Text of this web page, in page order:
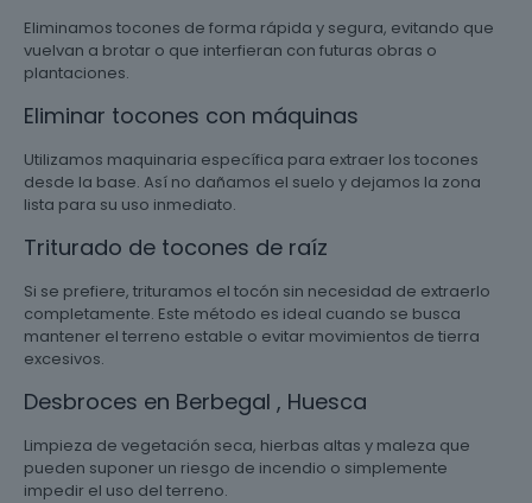
Eliminamos tocones de forma rápida y segura, evitando que
vuelvan a brotar o que interfieran con futuras obras o
plantaciones.
Eliminar tocones con máquinas
Utilizamos maquinaria específica para extraer los tocones
desde la base. Así no dañamos el suelo y dejamos la zona
lista para su uso inmediato.
Triturado de tocones de raíz
Si se prefiere, trituramos el tocón sin necesidad de extraerlo
completamente. Este método es ideal cuando se busca
mantener el terreno estable o evitar movimientos de tierra
excesivos.
Desbroces en Berbegal , Huesca
Limpieza de vegetación seca, hierbas altas y maleza que
pueden suponer un riesgo de incendio o simplemente
impedir el uso del terreno.